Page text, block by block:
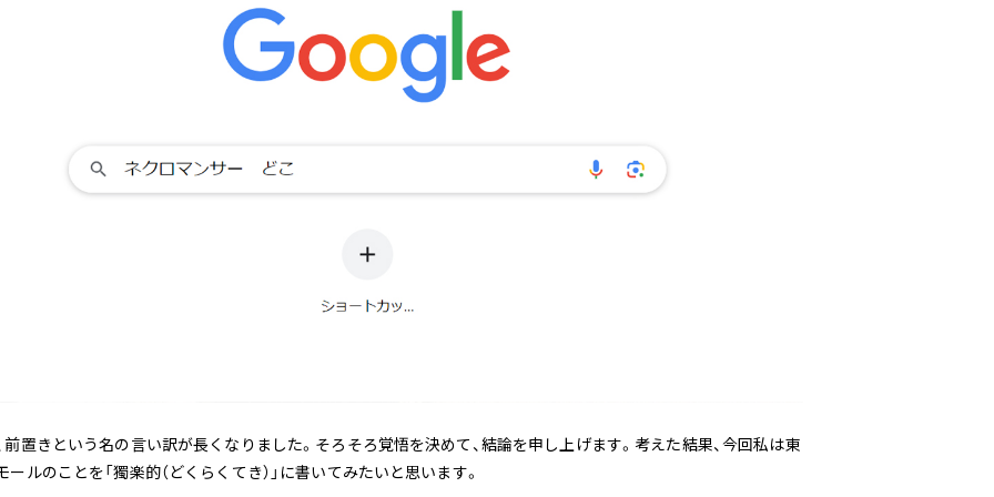
前置きという名の言い訳が長くなりました。そろそろ覚悟を決めて、結論を申し上げます。考えた結果、今回私は東
ールのことを「獨楽的（どくらくてき）」に書いてみたいと思います。